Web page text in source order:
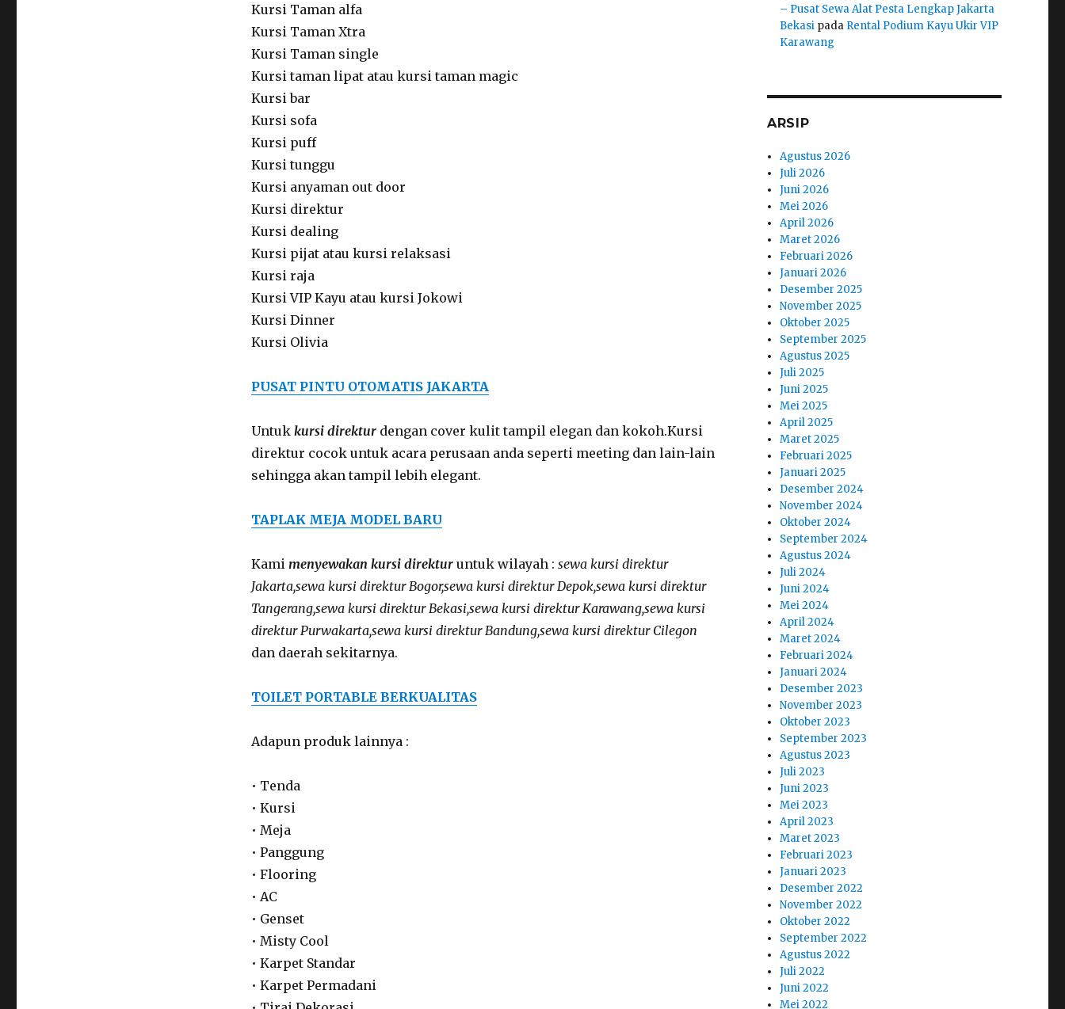
Kursi Taman alfa
Kursi Taman Xtra
Kursi Taman single
Kursi taman lipat atau kursi taman magic
Kursi bar
Kursi sofa
Kursi puff
Kursi tunggu
Kursi anyaman out door
Kursi direktur
Kursi dealing
Kursi pijat atau kursi relaksasi
Kursi raja
Kursi VIP Kayu atau kursi Jokowi
Kursi Dinner
Kursi Olivia
PUSAT PINTU OTOMATIS JAKARTA
Untuk kursi direkturdengan cover kulit tampil elegan dan kokoh.Kursi
direktur cocok untuk acara perusaan anda seperti meeting dan lain-lain
sehingga akan tampil lebih elegant.
TAPLAK MEJA MODEL BARU
Kami menyewakan kursi direkturuntuk wilayah : sewa kursi direktur
Jakarta,sewa kursi direktur Bogor,sewa kursi direktur Depok,sewa kursi direktur
Tangerang,sewa kursi direktur Bekasi,sewa kursi direktur Karawang,sewa kursi
direktur Purwakarta,sewa kursi direktur Bandung,sewa kursi direktur Cilegon
dan daerah sekitarnya.
TOILET PORTABLE BERKUALITAS
Adapun produk lainnya :
• Tenda
• Kursi
• Meja
• Panggung
• Flooring
• AC
• Genset
• Misty Cool
• Karpet Standar
• Karpet Permadani
– Pusat Sewa Alat Pesta Lengkap Jakarta
Bekasi pada Rental Podium Kayu Ukir VIP
Karawang
ARSIP
Agustus 2026
Juli 2026
Juni 2026
Mei 2026
April 2026
Maret 2026
Februari 2026
Januari 2026
Desember 2025
November 2025
Oktober 2025
September 2025
Agustus 2025
Juli 2025
Juni 2025
Mei 2025
April 2025
Maret 2025
Februari 2025
Januari 2025
Desember 2024
November 2024
Oktober 2024
September 2024
Agustus 2024
Juli 2024
Juni 2024
Mei 2024
April 2024
Maret 2024
Februari 2024
Januari 2024
Desember 2023
November 2023
Oktober 2023
September 2023
Agustus 2023
Juli 2023
Juni 2023
Mei 2023
April 2023
Maret 2023
Februari 2023
Januari 2023
Desember 2022
November 2022
Oktober 2022
September 2022
Agustus 2022
Juli 2022
Juni 2022
Mei 2022